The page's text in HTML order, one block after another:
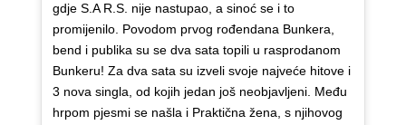
gdje S.A R.S. nije nastupao, a sinoć se i to
promijenilo. Povodom prvog rođendana Bunkera,
bend i publika su se dva sata topili u rasprodanom
Bunkeru! Za dva sata su izveli svoje najveće hitove i
3 nova singla, od kojih jedan još neobjavljeni. Među
hrpom pjesmi se našla i Praktična žena, s njihovog